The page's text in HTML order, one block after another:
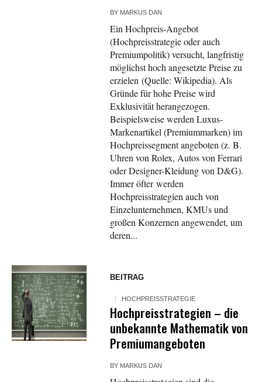
BY MARKUS DAN
Ein Hochpreis-Angebot
(Hochpreisstrategie oder auch
Premiumpolitik) versucht, langfristig
möglichst hoch angesetzte Preise zu
erzielen (Quelle: Wikipedia). Als
Gründe für hohe Preise wird
Exklusivität herangezogen.
Beispielsweise werden Luxus-
Markenartikel (Premiummarken) im
Hochpreissegment angeboten (z. B.
Uhren von Rolex, Autos von Ferrari
oder Designer-Kleidung von D&G).
Immer öfter werden
Hochpreisstrategien auch von
Einzelunternehmen, KMUs und
großen Konzernen angewendet, um
deren...
BEITRAG
HOCHPREISSTRATEGIE
Hochpreisstrategien – die
unbekannte Mathematik von
Premiumangeboten
BY MARKUS DAN